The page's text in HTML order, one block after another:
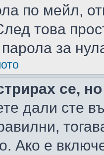
по мейл,
това
за
се,
дали сте
Ако е